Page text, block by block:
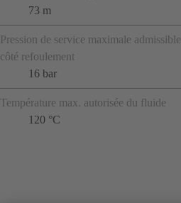
73 m
Pression de service maximale admissible
côté refoulement
16 bar
Température max. autorisée du fluide
120 °C